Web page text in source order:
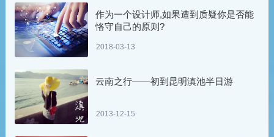
作为一个设计师,如果遭到质疑你是否能
恪守自己的原则?
2018-03-13
云南之行——初到昆明滇池半日游
2013-12-15